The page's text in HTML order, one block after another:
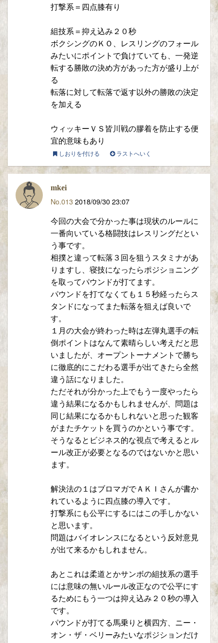
打撃系＝四点膝有り
組技系＝抑え込み２０秒
ボクシングのＫＯ、レスリングのフォール
みたいにポイントで負けていても、一発逆
転する勝敗の決め方があった方が盛り上が
る
転落に対して転落で返す以外の勝敗の決定
を加える
ウィッキーＶＳ皆川戦の膠着を防止する便
宜的意味もあり
しおりを付ける ラストへいく
mkei
No.0132018/09/30 23:07
今回の大会で分かった事は現状のルールに
一番向いている格闘技はレスリングだとい
う事です。
相撲と違って転落３回を狙うスタミナがあ
りますし、寝技になったらポジショニング
を取ってパウンドが打てます。
パウンドを打てなくても１５秒経ったらス
タンドになってまた転落を狙えば良いで
す。
１月の大会が終わった時は左弾丸選手の転
倒ポイントはなんて素晴らしい考えだと思
いましたが、オープントーナメントで勝ち
に徹底的にこだわる選手が出てきたら全然
違う話になりました。
ただそれが分かった上でもう一度やったら
違う結果になるかもしれませんが、問題は
同じ結果になるかもしれないと思った観客
がまたチケットを買うのかという事です。
そうなるとビジネス的な視点で考えるとル
ール改正が必要となるのではないかと思い
ます。
解決法の１はブロマガでＡＫＩさんが書か
れているように四点膝の導入です。
打撃系にも公平にするにはこの手しかない
と思います。
問題はバイオレンスになるという反対意見
が出て来るかもしれません。
あとこれは柔道とかサンボの組技系の選手
には意味の無いルール改正なので公平にす
るためにもう一つは抑え込み２０秒の導入
です。
パウンドが打てる馬乗りと横四方、ニー・
オン・ザ・ベリーみたいなポジションだけ